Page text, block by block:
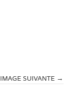
IMAGE SUIVANTE →